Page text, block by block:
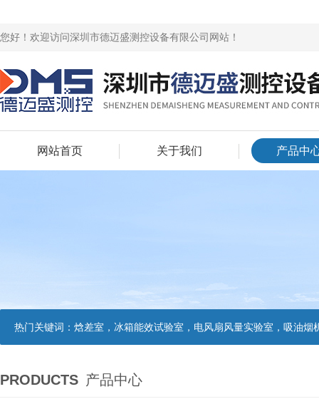
您好！欢迎访问深圳市德迈盛测控设备有限公司网站！
网站首页 关于我们 产品中
热门关键词： 焓差室，冰箱能效试验室，电风扇风量实验室，吸油烟机油脂分离度试验装置，吸油烟机空气性能试验装置，吸油烟机气味
PRODUCTS 产品中心